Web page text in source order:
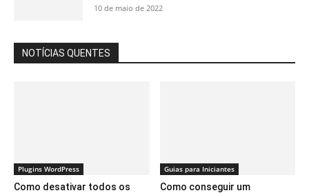
10 de maio de 2022
NOTÍCIAS QUENTES
Plugins WordPress
Como desativar todos os
Guias para Iniciantes
Como conseguir um